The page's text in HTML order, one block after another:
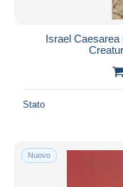
Israel
Stato
Nuovo